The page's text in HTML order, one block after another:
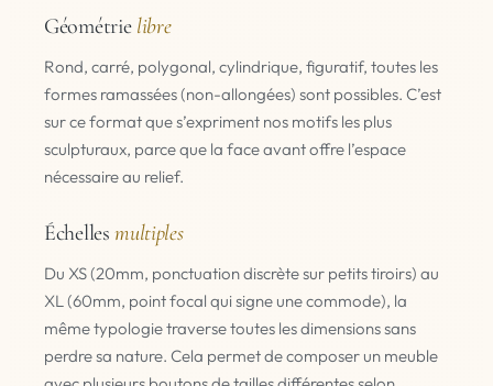
Géométrie libre
Rond, carré, polygonal, cylindrique, figuratif, toutes les
formes ramassées (non-allongées) sont possibles. C’est
sur ce format que s’expriment nos motifs les plus
sculpturaux, parce que la face avant offre l’espace
nécessaire au relief.
Échellesmultiples
Du XS (20mm, ponctuation discrète sur petits tiroirs) au
XL (60mm, point focal qui signe une commode), la
même typologie traverse toutes les dimensions sans
perdre sa nature. Cela permet de composer un meuble